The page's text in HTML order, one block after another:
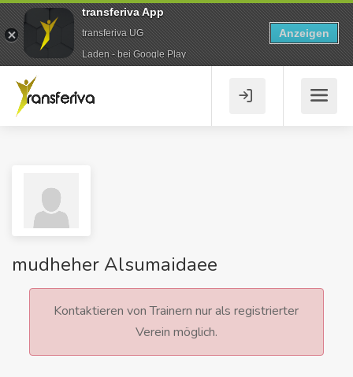
mudheher Alsumaidaee
Kontaktieren von Trainern nur als registrierter
Verein möglich.
transferiva App
transferiva UG
Laden - bei Google Play
Anzeigen